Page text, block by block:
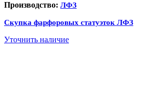
Производство: ЛФЗ
Скупка фарфоровых статуэток ЛФЗ
Уточнить наличие